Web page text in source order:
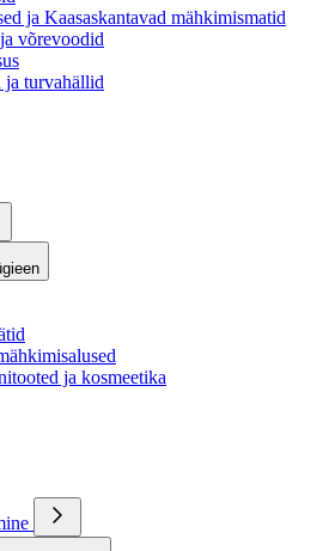
ja Kaasaskantavad mähkimismatid
võrevoodid
ja turvahällid
ja kosmeetika